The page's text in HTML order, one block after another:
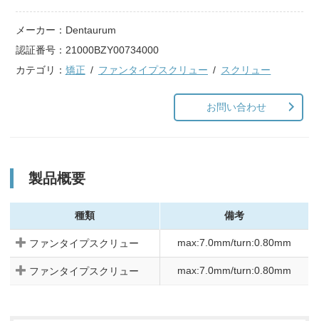
メーカー： Dentaurum
認証番号： 21000BZY00734000
カテゴリ： 矯正 ファンタイプスクリュー スクリュー
お問い合わせ
製品概要
種類 備考
ファンタイプスクリュー max:7.0mm/turn:0.80mm
ファンタイプスクリュー max:7.0mm/turn:0.80mm